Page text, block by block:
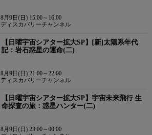
8月9日(日) 15:00～16:00
ディスカバリーチャンネル
【日曜宇宙シアター拡大SP】[新]太陽系年代
記：岩石惑星の運命(二)
8月9日(日) 21:00～22:00
ディスカバリーチャンネル
【日曜宇宙シアター拡大SP】宇宙未来飛行 生
命探査の旅：惑星ハンター(二)
8月9日(日) 23:00～00:00